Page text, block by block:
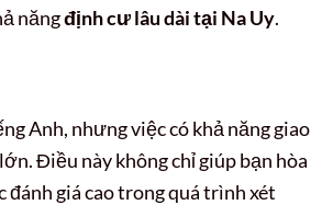
năngđịnh cư lâu dài tại Na Uy.
Anh, nhưng việc có khả năng giao
Điều này không chỉ giúp bạn hòa
giá cao trong quá trình xét